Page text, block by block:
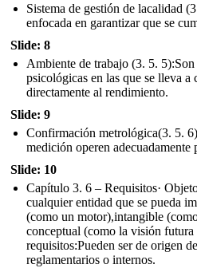
Sistema de gestión de lacalidad
enfocada en garantizar que se
Slide: 8
Ambiente de trabajo (3. 5.
psicológicas en las que se lleva a
directamente al rendimiento.
Slide: 9
Confirmación metrológica(3. 5.
medición operen adecuadamente
Slide: 10
Capítulo 3. 6 – Requisitos·
cualquier entidad que se pueda
(como un motor),intangible
conceptual (como la visión futura
requisitos:Pueden ser de origen
reglamentarios o internos.